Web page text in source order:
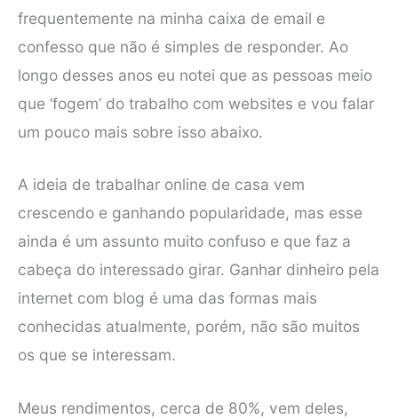
frequentemente na minha caixa de email e
confesso que não é simples de responder. Ao
longo desses anos eu notei que as pessoas meio
que ‘fogem’ do trabalho com websites e vou falar
um pouco mais sobre isso abaixo.
A ideia de trabalhar online de casa vem
crescendo e ganhando popularidade, mas esse
ainda é um assunto muito confuso e que faz a
cabeça do interessado girar. Ganhar dinheiro pela
internet com blog é uma das formas mais
conhecidas atualmente, porém, não são muitos
os que se interessam.
Meus rendimentos, cerca de 80%, vem deles,